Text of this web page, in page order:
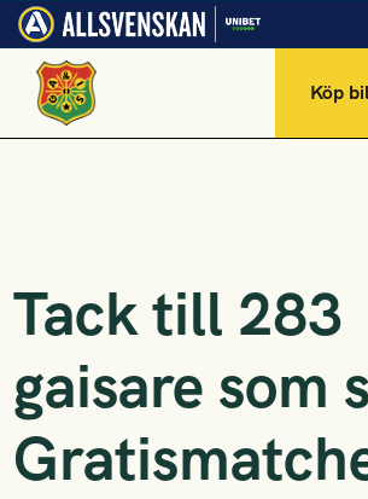
Köp
Tack till 283
gaisare som